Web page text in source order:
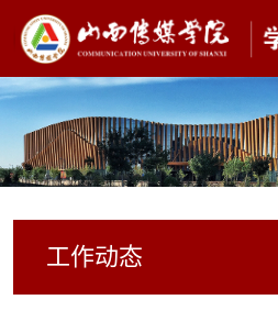
工作动态